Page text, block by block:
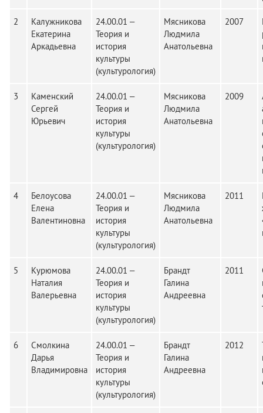
2
Калужникова
Екатерина
Аркадьевна
24.00.01 –
Теория и
история
культуры
(культурология)
Мясникова
Людмила
Анатольевна
2007
3
Каменский
Сергей
Юрьевич
24.00.01 –
Теория и
история
культуры
(культурология)
Мясникова
Людмила
Анатольевна
2009
4
Белоусова
Елена
Валентиновна
24.00.01 –
Теория и
история
культуры
(культурология)
Мясникова
Людмила
Анатольевна
2011
5
Курюмова
Наталия
Валерьевна
24.00.01 –
Теория и
история
культуры
(культурология)
Брандт
Галина
Андреевна
2011
6
Смолкина
Дарья
Владимировна
24.00.01 –
Теория и
история
культуры
(культурология)
Брандт
Галина
Андреевна
2012